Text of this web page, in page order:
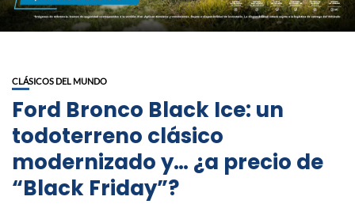
CLÁSICOS DEL MUNDO
Ford Bronco Black Ice: un
todoterreno clásico
modernizado y… ¿a precio de
“Black Friday”?